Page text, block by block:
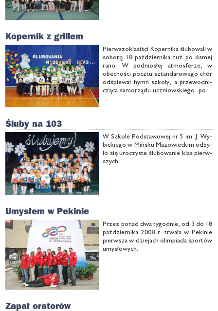
Kopernik z grillem
Pierw­szo­kla­si­ści Ko­per­ni­ka ślu­bo­wa­li w
so­bo­tę 18 paź­dzier­ni­ka tuż po ósmej
ra­no. W pod­nio­słej at­mos­fe­rze, w
obec­no­ści pocz­tu sztan­da­ro­we­go chór
od­śpie­wał hymn szko­ły, a prze­wod­ni­
czą­ca sa­mo­rzą­du uczniow­skie­go pod­
Śluby na 103
W Szko­le Pod­sta­wo­wej nr 5 im. J. Wy­
bic­kie­go w Miń­sku Ma­zo­wiec­kim od­by­
ło się uro­czy­ste ślu­bo­wa­nie klas pierw­
szych
Umysłem w Pekinie
Przez po­nad dwa ty­go­dnie, od 3 do 18
paź­dzier­ni­ka 2008 r. trwa­ła w Pe­ki­nie
pierw­sza w dzie­jach olim­pia­da spor­tów
umy­sło­wych.
Zapał oratorów